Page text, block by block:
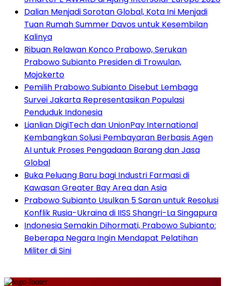
Dalian Menjadi Sorotan Global, Kota Ini Menjadi
Tuan Rumah Summer Davos untuk Kesembilan
Kalinya
Ribuan Relawan Konco Prabowo, Serukan
Prabowo Subianto Presiden di Trowulan,
Mojokerto
Pemilih Prabowo Subianto Disebut Lembaga
Survei Jakarta Representasikan Populasi
Penduduk Indonesia
Lianlian DigiTech dan UnionPay International
Kembangkan Solusi Pembayaran Berbasis Agen
AI untuk Proses Pengadaan Barang dan Jasa
Global
Buka Peluang Baru bagi Industri Farmasi di
Kawasan Greater Bay Area dan Asia
Prabowo Subianto Usulkan 5 Saran untuk Resolusi
Konflik Rusia-Ukraina di IISS Shangri-La Singapura
Indonesia Semakin Dihormati, Prabowo Subianto:
Beberapa Negara Ingin Mendapat Pelatihan
Militer di Sini